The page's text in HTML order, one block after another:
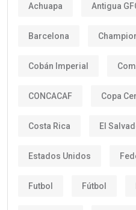
Achuapa Antigua
Barcelona
Cobán Imperial
CONCACAF Copa
Costa Rica El
Estados Unidos
Futbol Fútbol